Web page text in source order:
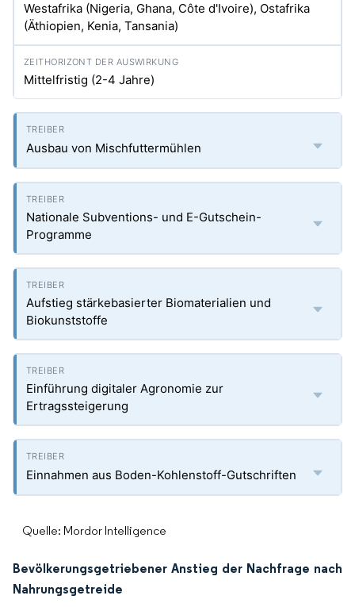
Westafrika (Nigeria, Ghana, Côte d'Ivoire), Ostafrika
(Äthiopien, Kenia, Tansania)
Mittelfristig (2-4 Jahre)
Ausbau von Mischfuttermühlen
Nationale Subventions- und E-Gutschein-
Programme
Aufstieg stärkebasierter Biomaterialien und
Biokunststoffe
Einführung digitaler Agronomie zur
Ertragssteigerung
Einnahmen aus Boden-Kohlenstoff-Gutschriften
Quelle: Mordor Intelligence
Bevölkerungsgetriebener Anstieg der Nachfrage nach
Nahrungsgetreide